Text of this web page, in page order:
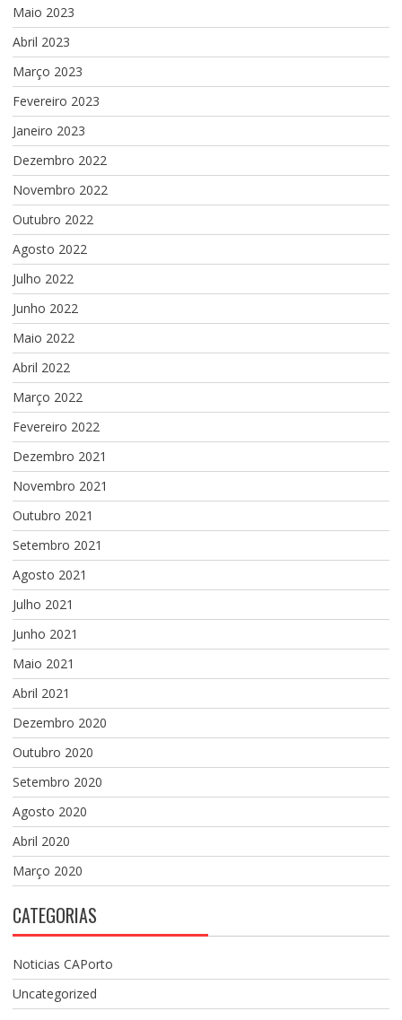
Maio 2023
Abril 2023
Março 2023
Fevereiro 2023
Janeiro 2023
Dezembro 2022
Novembro 2022
Outubro 2022
Agosto 2022
Julho 2022
Junho 2022
Maio 2022
Abril 2022
Março 2022
Fevereiro 2022
Dezembro 2021
Novembro 2021
Outubro 2021
Setembro 2021
Agosto 2021
Julho 2021
Junho 2021
Maio 2021
Abril 2021
Dezembro 2020
Outubro 2020
Setembro 2020
Agosto 2020
Abril 2020
Março 2020
CATEGORIAS
Noticias CAPorto
Uncategorized